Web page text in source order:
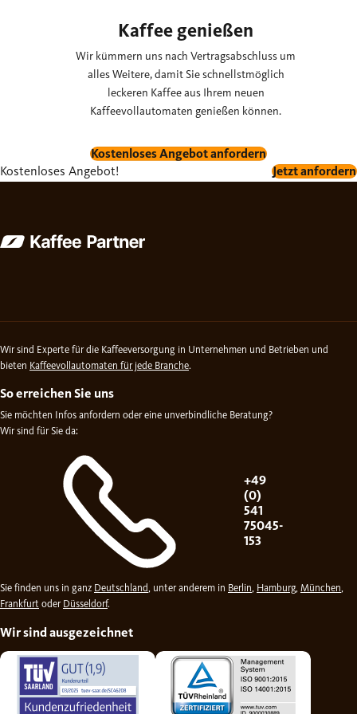
Kaffee genießen
Wir kümmern uns nach Vertragsabschluss um
alles Weitere, damit Sie schnellstmöglich
leckeren Kaffee aus Ihrem neuen
Kaffeevollautomaten genießen können.
Kostenloses Angebot anfordern
Kostenloses Angebot! Jetzt anfordern
Wir sind Experte für die Kaffeeversorgung in Unternehmen und Betrieben und
bieten Kaffeevollautomaten für jede Branche.
So erreichen Sie uns
Sie möchten Infos anfordern oder eine unverbindliche Beratung?
Wir sind für Sie da:
+49
(0)
541
75045-
153
Sie finden uns in ganz Deutschland, unter anderem in Berlin, Hamburg,München,
Frankfurt oderDüsseldorf.
Wir sind ausgezeichnet